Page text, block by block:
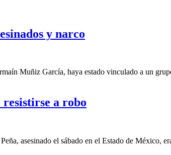
y narco
Muñiz García, haya estado vinculado a un
a robo
asesinado el sábado en el Estado de México,